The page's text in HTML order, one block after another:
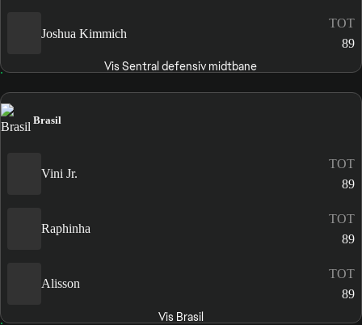
Joshua Kimmich
TOT
89
Vis Sentral defensiv midtbane
Brasil
Vini Jr.
TOT
89
Raphinha
TOT
89
Alisson
TOT
89
Vis Brasil